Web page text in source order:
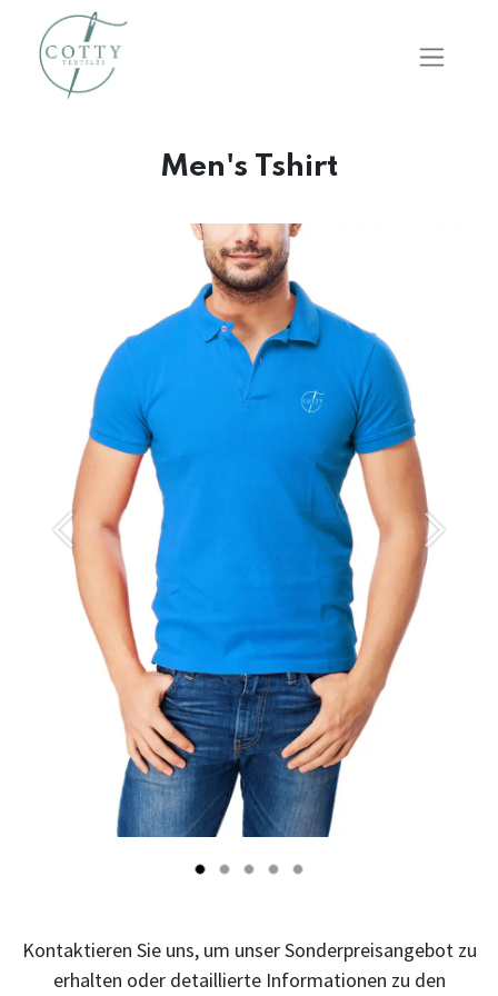
Men's Tshirt
Önceki Sonraki
Kontaktieren Sie uns, um unser Sonderpreisangebot zu
erhalten oder detaillierte Informationen zu den